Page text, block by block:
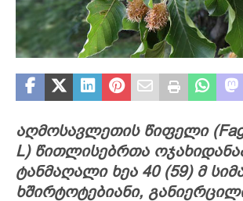
აღმოსავლეთის წიფელი
L) წითლისებრთა
ტანმაღალი ხეა 40 (59) მ
ხშირტოტებიანი,